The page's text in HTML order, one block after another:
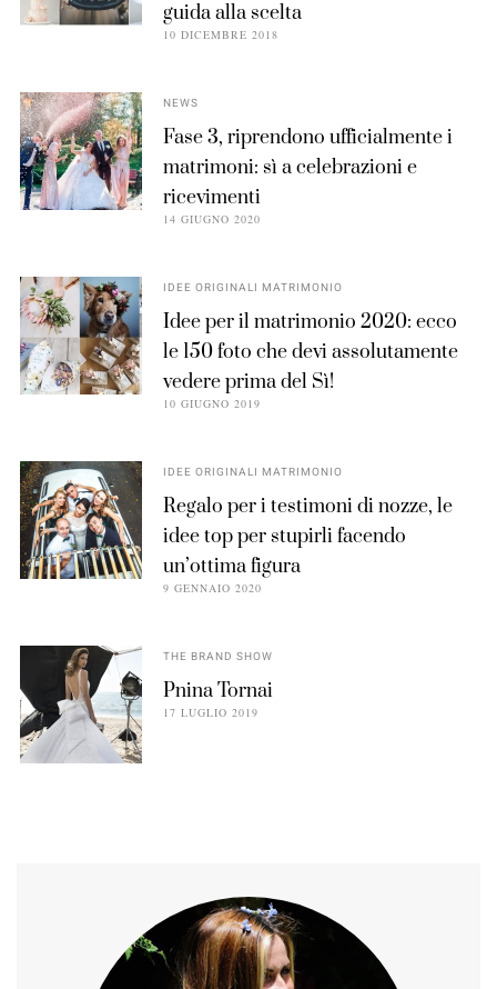
guida alla scelta
10 DICEMBRE 2018
NEWS
Fase 3, riprendono ufficialmente i
matrimoni: sì a celebrazioni e
ricevimenti
14 GIUGNO 2020
IDEE ORIGINALI MATRIMONIO
Idee per il matrimonio 2020: ecco
le 150 foto che devi assolutamente
vedere prima del Sì!
10 GIUGNO 2019
IDEE ORIGINALI MATRIMONIO
Regalo per i testimoni di nozze, le
idee top per stupirli facendo
un’ottima figura
9 GENNAIO 2020
THE BRAND SHOW
Pnina Tornai
17 LUGLIO 2019